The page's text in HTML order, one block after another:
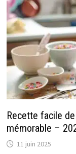
Recette facile
mémorable –
11 juin 2025